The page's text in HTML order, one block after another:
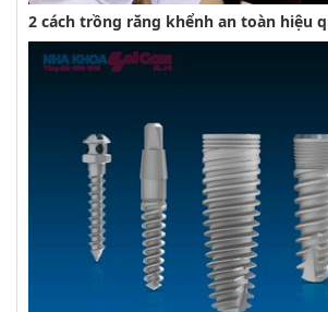
2 cách trồng răng khểnh an toàn hiệu